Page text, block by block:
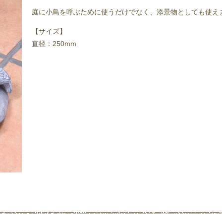
庭に小鳥を呼ぶために使うだけでなく、添景物としても使え
【サイズ】
直径：250mm